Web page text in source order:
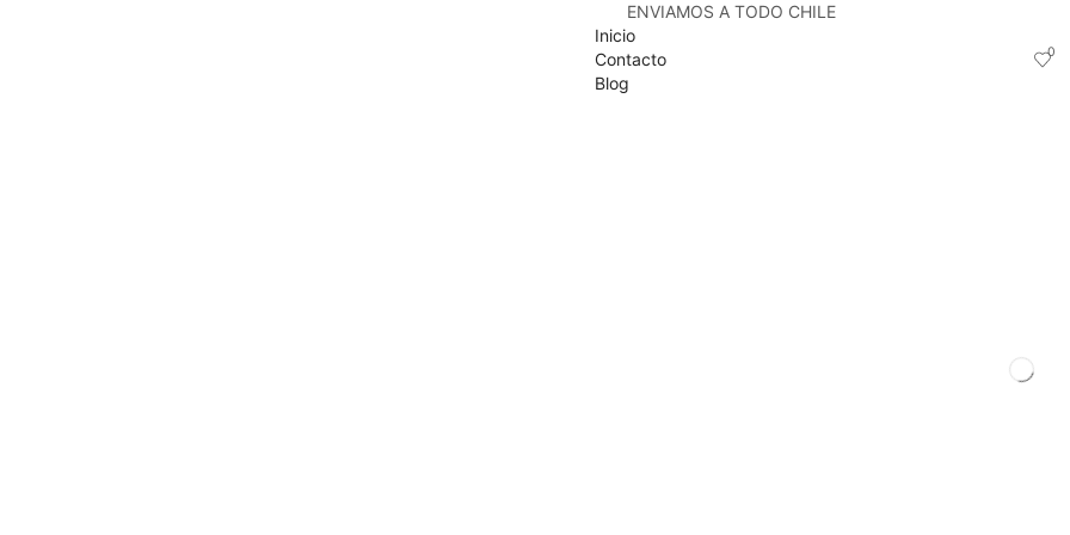
ENVIAMOS A TODO CHILE
Inicio
Contacto
Blog
0